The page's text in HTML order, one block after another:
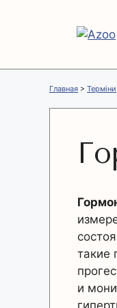
Главная > Терміни
такие
и